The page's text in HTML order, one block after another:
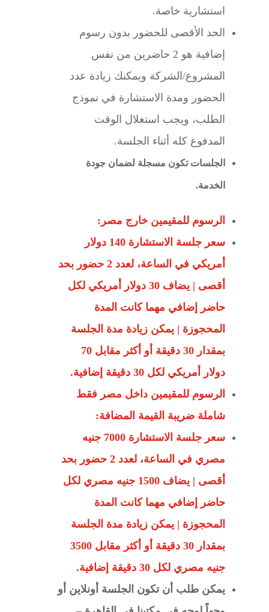
استشارية خاصة.
الحد الأقصى للحضور بدون رسوم
إضافية هو 2 حاضرين من نفس
المشروع/الشركة ويمكنك زيادة عدد
الحضور ومدة الاستشارة في نموذج
الطلب، ويجب استغلال الوقت
المدفوع كله أثناء الجلسة.
الجلسات تكون مسجلة لضمان جودة
الخدمة.
الرسوم للمقيمين خارج مصر:
سعر جلسة الاستشارة 140 دولار
أمريكي في الساعة، لعدد 2 حضور بحد
أقصى | يضاف 30 دولار أمريكي لكل
حاضر إضافي مهما كانت المدة
المحجوزة | يمكن زيادة مدة الجلسة
بمقدار 30 دقيقة أو أكثر مقابل 70
دولار أمريكي لكل 30 دقيقة إضافية.
الرسوم للمقيمين داخل مصر فقط
شاملة ضريبة القيمة المضافة:
سعر جلسة الاستشارة 7000 جنيه
مصري في الساعة، لعدد 2 حضور بحد
أقصى | يضاف 1500 جنيه مصري لكل
حاضر إضافي مهما كانت المدة
المحجوزة | يمكن زيادة مدة الجلسة
بمقدار 30 دقيقة أو أكثر مقابل 3500
جنيه مصري لكل 30 دقيقة إضافية.
يمكن طلب أن تكون الجلسة أونلاين أو